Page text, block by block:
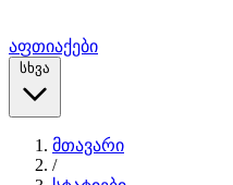
აფთიაქები
სხვა
მთავარი
/